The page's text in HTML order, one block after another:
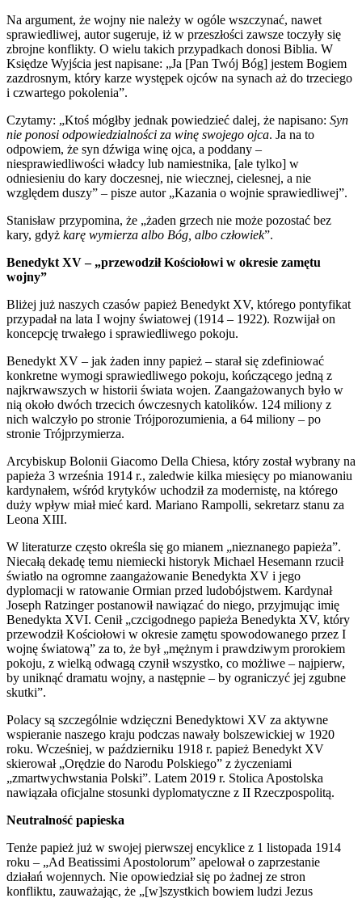
Na argument, że wojny nie należy w ogóle wszczynać, nawet
sprawiedliwej, autor sugeruje, iż w przeszłości zawsze toczyły się
zbrojne konflikty. O wielu takich przypadkach donosi Biblia. W
Księdze Wyjścia jest napisane: „Ja [Pan Twój Bóg] jestem Bogiem
zazdrosnym, który karze występek ojców na synach aż do trzeciego
i czwartego pokolenia”.
Czytamy: „Ktoś mógłby jednak powiedzieć dalej, że napisano: Syn
nie ponosi odpowiedzialności za winę swojego ojca. Ja na to
odpowiem, że syn dźwiga winę ojca, a poddany –
niesprawiedliwości władcy lub namiestnika, [ale tylko] w
odniesieniu do kary doczesnej, nie wiecznej, cielesnej, a nie
względem duszy” – pisze autor „Kazania o wojnie sprawiedliwej”.
Stanisław przypomina, że „żaden grzech nie może pozostać bez
kary, gdyż karę wymierza albo Bóg, albo człowiek”.
Benedykt XV – „przewodził Kościołowi w okresie zamętu
wojny”
Bliżej już naszych czasów papież Benedykt XV, którego pontyfikat
przypadał na lata I wojny światowej (1914 – 1922). Rozwijał on
koncepcję trwałego i sprawiedliwego pokoju.
Benedykt XV ­­– jak żaden inny papież – starał się zdefiniować
konkretne wymogi sprawiedliwego pokoju, kończącego jedną z
najkrwawszych w historii świata wojen. Zaangażowanych było w
nią około dwóch trzecich ówczesnych katolików. 124 miliony z
nich walczyło po stronie Trójporozumienia, a 64 miliony – po
stronie Trójprzymierza.
Arcybiskup Bolonii Giacomo Della Chiesa, który został wybrany na
papieża 3 września 1914 r., zaledwie kilka miesięcy po mianowaniu
kardynałem, wśród krytyków uchodził za modernistę, na którego
duży wpływ miał mieć kard. Mariano Rampolli, sekretarz stanu za
Leona XIII.
W literaturze często określa się go mianem „nieznanego papieża”.
Niecałą dekadę temu niemiecki historyk Michael Hesemann rzucił
światło na ogromne zaangażowanie Benedykta XV i jego
dyplomacji w ratowanie Ormian przed ludobójstwem. Kardynał
Joseph Ratzinger postanowił nawiązać do niego, przyjmując imię
Benedykta XVI. Cenił „czcigodnego papieża Benedykta XV, który
przewodził Kościołowi w okresie zamętu spowodowanego przez I
wojnę światową” za to, że był „mężnym i prawdziwym prorokiem
pokoju, z wielką odwagą czynił wszystko, co możliwe – najpierw,
by uniknąć dramatu wojny, a następnie ­– by ograniczyć jej zgubne
skutki”.
Polacy są szczególnie wdzięczni Benedyktowi XV za aktywne
wspieranie naszego kraju podczas nawały bolszewickiej w 1920
roku. Wcześniej, w październiku 1918 r. papież Benedykt XV
skierował „Orędzie do Narodu Polskiego” z życzeniami
„zmartwychwstania Polski”. Latem 2019 r. Stolica Apostolska
nawiązała oficjalne stosunki dyplomatyczne z II Rzeczpospolitą.
Neutralność papieska
Tenże papież już w swojej pierwszej encyklice z 1 listopada 1914
roku – „Ad Beatissimi Apostolorum” apelował o zaprzestanie
działań wojennych. Nie opowiedział się po żadnej ze stron
konfliktu, zauważając, że „[w]szystkich bowiem ludzi Jezus